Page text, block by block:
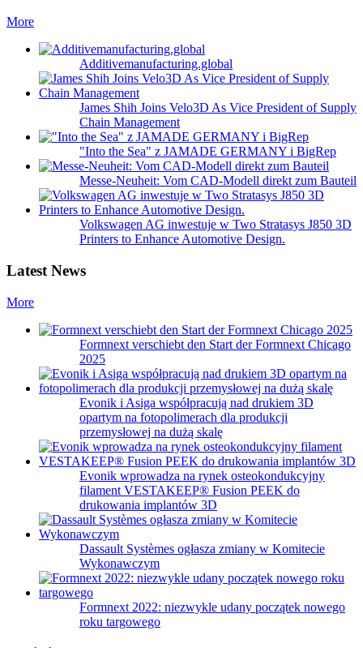
More
Additivemanufacturing.global
James Shih Joins Velo3D As Vice President of Supply
Chain Management
"Into the Sea" z JAMADE GERMANY i BigRep
Messe-Neuheit: Vom CAD-Modell direkt zum Bauteil
Volkswagen AG inwestuje w Two Stratasys J850 3D
Printers to Enhance Automotive Design.
Latest News
More
Formnext verschiebt den Start der Formnext Chicago
2025
Evonik i Asiga współpracują nad drukiem 3D
opartym na fotopolimerach dla produkcji
przemysłowej na dużą skalę
Evonik wprowadza na rynek osteokondukcyjny
filament VESTAKEEP® Fusion PEEK do
drukowania implantów 3D
Dassault Systèmes ogłasza zmiany w Komitecie
Wykonawczym
Formnext 2022: niezwykle udany początek nowego
roku targowego